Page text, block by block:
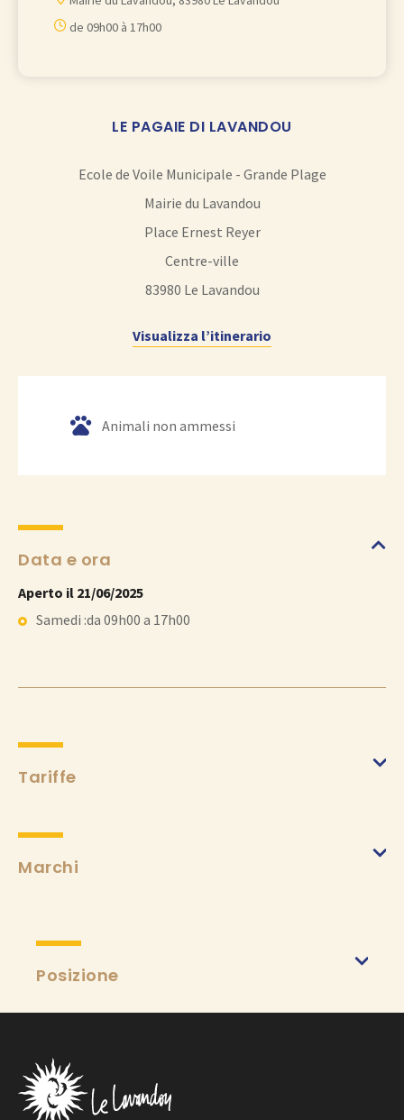
o
o
de 09h00 à 17h00
LE PAGAIE DI LAVANDOU
Ecole de Voile Municipale - Grande Plage
Mairie du Lavandou
Place Ernest Reyer
Centre-ville
83980 Le Lavandou
Visualizza l’itinerario
Animali non ammessi
Data e ora
Aperto il 21/06/2025
Samedi :da 09h00 a 17h00
Tariffe
Marchi
Posizione